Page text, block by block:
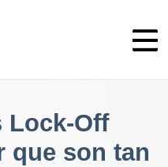
Lock-Off
que son tan